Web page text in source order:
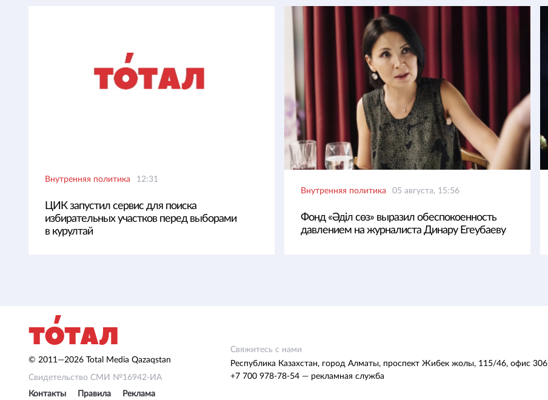
Внутренняя политика 12:31
ЦИК запустил сервис для поиска
избирательных участков перед выборами
в курултай
Внутренняя политика 05 августа, 15:56
Фонд «Әділ сөз» выразил обеспокоенность
давлением на журналиста Динару Егеубаеву
© 2011—2026 Total Media Qazaqstan
Свидетельство СМИ №16942-ИА
Контакты
Правила Реклама
Свяжитесь с нами
Республика Казахстан, город Алматы, проспект Жибек жолы, 115/46, офис 306
+7 700 978-78-54 — рекламная служба